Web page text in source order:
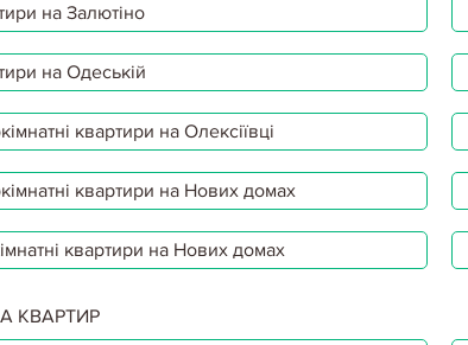
на Залютіно
на Одеській
квартири на Олексіївці
квартири на Нових домах
квартири на Нових домах
КВАРТИР